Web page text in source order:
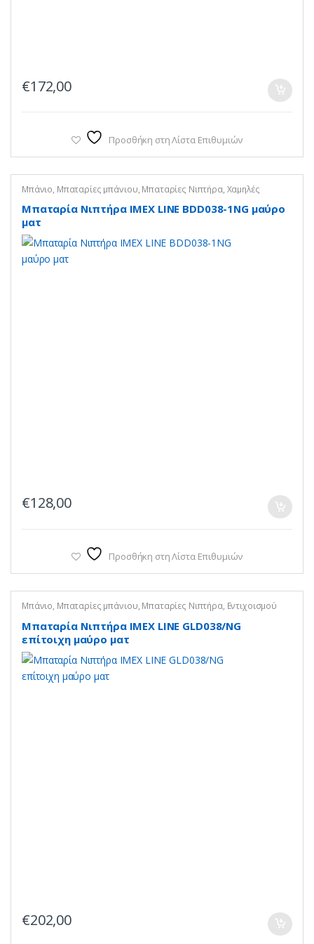
€172,00
Προσθήκη στη Λίστα Επιθυμιών
Μπάνιο, Μπαταρίες μπάνιου, Μπαταρίες Νιπτήρα, Χαμηλές
Μπαταρία Νιπτήρα IMEX LINE BDD038-1NG μαύρο
ματ
€128,00
Προσθήκη στη Λίστα Επιθυμιών
Μπάνιο, Μπαταρίες μπάνιου, Μπαταρίες Νιπτήρα, Εντιχοισμού
Μπαταρία Νιπτήρα IMEX LINE GLD038/NG
επίτοιχη μαύρο ματ
€202,00